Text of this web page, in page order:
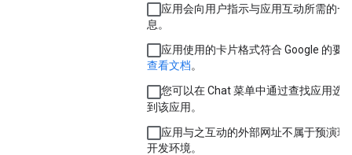
应用会向用户指示与应用互动所需的一
息。
应用使用的卡片格式符合 Google 的要
查看文档。
您可以在 Chat 菜单中通过查找应用选
到该应用。
应用与之互动的外部网址不属于预演环
开发环境。